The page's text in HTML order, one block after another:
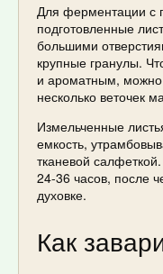
Для ферментации с
подготовленные
большими
крупные гранулы.
и ароматным, можно
несколько веточек
Измельченные
емкость,
тканевой
24-36 часов, после
духовке.
Как